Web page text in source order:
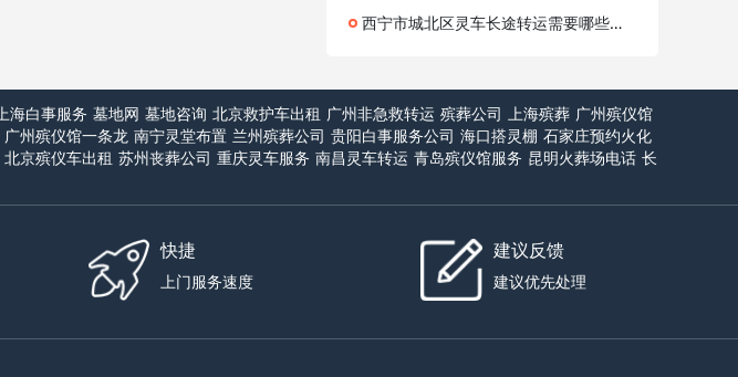
西宁市城北区灵车长途转运需要哪些手续？灵车服务、丧事服务、收费合理、快速上门
上海白事服务 墓地网 墓地咨询 北京救护车出租 广州非急救转运 殡葬公司 上海殡葬 广州殡仪馆
广州殡仪馆一条龙 南宁灵堂布置 兰州殡葬公司 贵阳白事服务公司 海口搭灵棚 石家庄预约火化
北京殡仪车出租 苏州丧葬公司 重庆灵车服务 南昌灵车转运 青岛殡仪馆服务 昆明火葬场电话 长
快捷
上门服务速度
建议反馈
建议优先处理